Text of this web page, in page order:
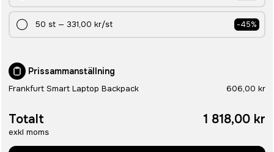
50 st — 331,00 kr/st -45%
Prissammanställning
Frankfurt Smart Laptop Backpack 606,00 kr
Totalt
exkl moms
1 818,00 kr